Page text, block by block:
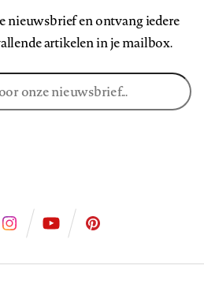
nieuwsbrief en ontvang iedere
artikelen in je mailbox.
ons
ons
ons